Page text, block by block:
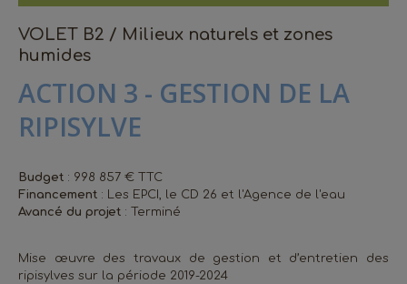
VOLET B2 / Milieux naturels et zones
humides
ACTION 3 - GESTION DE LA
RIPISYLVE
Budget : 998 857 € TTC
Financement : Les EPCI, le CD 26 et l'Agence de l'eau
Avancé du projet : Terminé
Mise œuvre des travaux de gestion et d’entretien des
ripisylves sur la période 2019-2024